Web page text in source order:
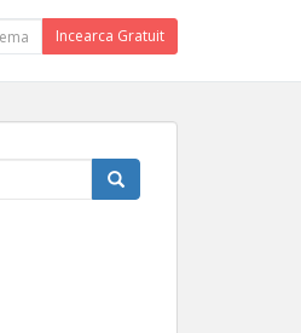
Incearca Gratuit